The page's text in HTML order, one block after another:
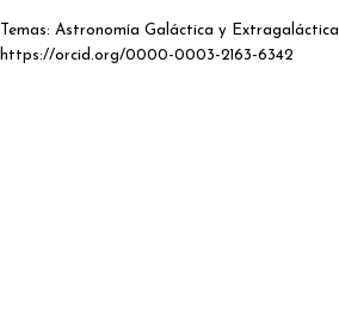
Temas: Astronomía Galáctica y Extragaláctica
https://orcid.org/0000-0003-2163-6342